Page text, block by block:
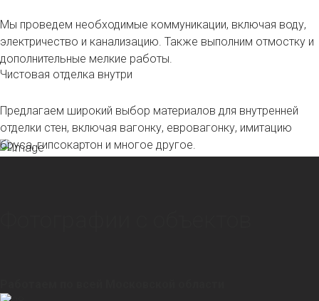
Мы проведем необходимые коммуникации, включая воду,
электричество и канализацию. Также выполним отмостку и
дополнительные мелкие работы.
Чистовая отделка внутри
Предлагаем широкий выбор материалов для внутренней
отделки стен, включая вагонку, евровагонку, имитацию
бруса, гипсокартон и многое другое.